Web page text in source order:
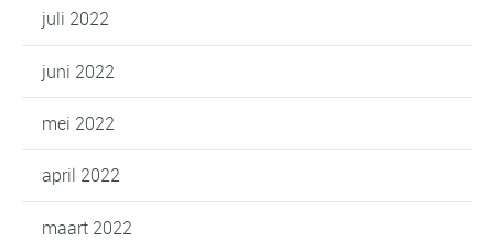
juli 2022
juni 2022
mei 2022
april 2022
maart 2022